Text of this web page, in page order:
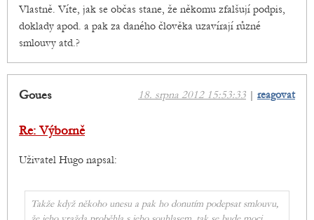
Vlastně. Víte, jak se občas stane, že někomu zfalšují podpis,
doklady apod. a pak za daného člověka uzavírají různé
smlouvy atd.?
18. srpna 2012 15:53:33 | reagovat
Goues
Re: Výborně
Uživatel Hugo napsal:
Takže když někoho unesu a pak ho donutím podepsat smlouvu,